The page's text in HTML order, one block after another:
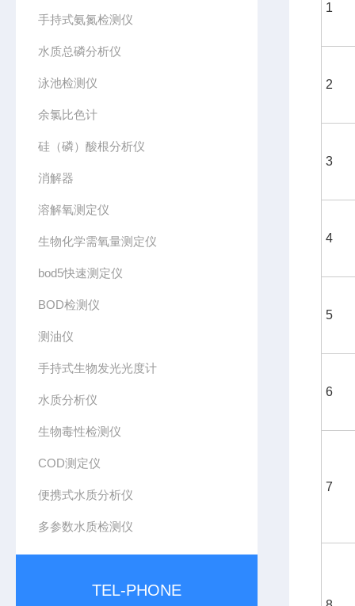
手持式氨氮检测仪
水质总磷分析仪
泳池检测仪
余氯比色计
硅（磷）酸根分析仪
消解器
溶解氧测定仪
生物化学需氧量测定仪
bod5快速测定仪
BOD检测仪
测油仪
手持式生物发光光度计
水质分析仪
生物毒性检测仪
COD测定仪
便携式水质分析仪
多参数水质检测仪
TEL-PHONE
1
2
3
4
5
6
7